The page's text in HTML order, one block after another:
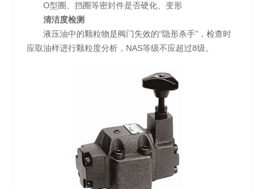
O型圈、挡圈等密封件是否硬化、变形
清洁度检测
液压油中的颗粒物是阀门失效的“隐形杀手”，检查时
应取油样进行颗粒度分析，NAS等级不应超过8级。